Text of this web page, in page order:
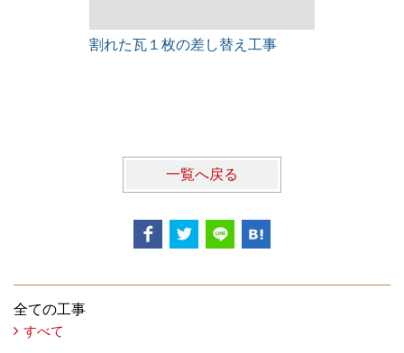
割れた瓦１枚の差し替え工事
一覧へ戻る
全ての工事
すべて